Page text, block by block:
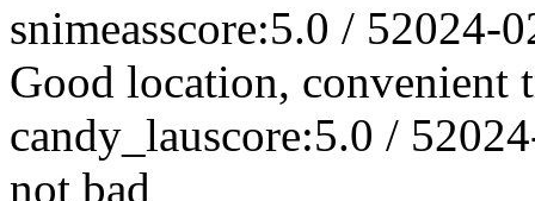
snimeasscore:5.0 / 52024-
Good location, convenient
candy_lauscore:5.0 / 5
not bad